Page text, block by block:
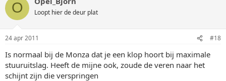
O Loopt hier de deur plat
24 apr 2011 #18
Is normaal bij de Monza dat je een klop hoort bij maximale
stuuruitslag. Heeft de mijne ook, zoude de veren naar het
schijnt zijn die verspringen